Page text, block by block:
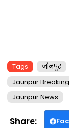
Tags जौनपुर
Jaunpur Breaking
Jaunpur News